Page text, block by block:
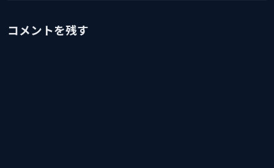
コメントを残す